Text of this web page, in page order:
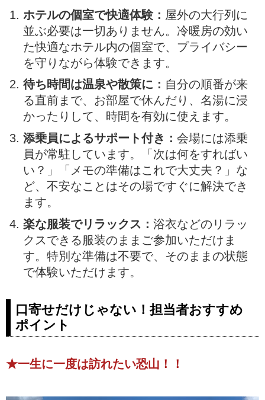
ホテルの個室で快適体験： 屋外の大行列に
並ぶ必要は一切ありません。冷暖房の効い
た快適なホテル内の個室で、プライバシー
を守りながら体験できます。
待ち時間は温泉や散策に： 自分の順番が来
る直前まで、お部屋で休んだり、名湯に浸
かったりして、時間を有効に使えます。
添乗員によるサポート付き：会場には添乗
員が常駐しています。「次は何をすればい
い？」「メモの準備はこれで大丈夫？」な
ど、不安なことはその場ですぐに解決でき
ます。
楽な服装でリラックス：浴衣などのリラッ
クスできる服装のままご参加いただけま
す。特別な準備は不要で、そのままの状態
で体験いただけます。
口寄せだけじゃない！担当者おすすめ
ポイント
★一生に一度は訪れたい恐山！！